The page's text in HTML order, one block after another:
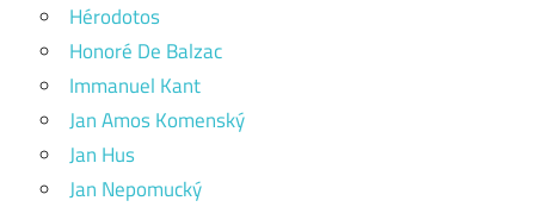
Hérodotos
Honoré De Balzac
Immanuel Kant
Jan Amos Komenský
Jan Hus
Jan Nepomucký